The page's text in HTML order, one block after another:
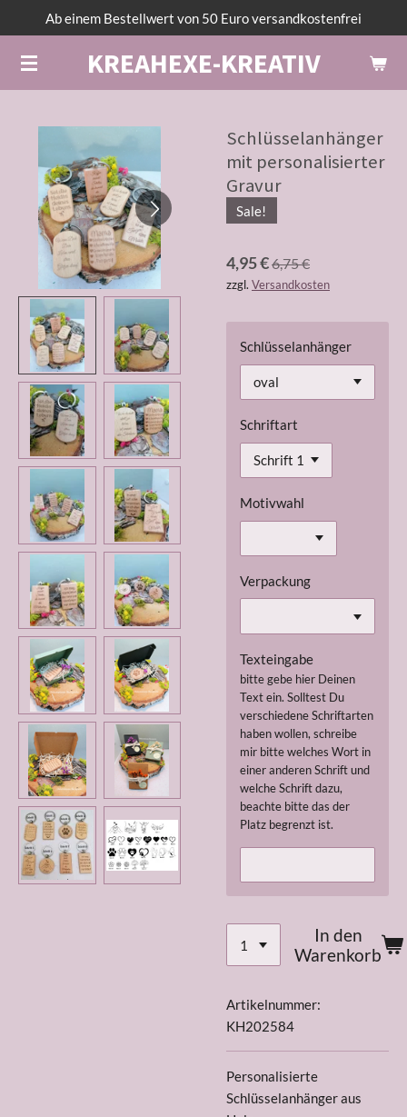
Hauptinhalt
springen
KREAHEXE-KREATIV
Ab einem Bestellwert von 50 Euro versandkostenfrei
Schlüsselanhänger
mit personalisierter
Gravur
Sale!
4,95 €6,75 €
zzgl. Versandkosten
Schlüsselanhänger
Schriftart
Motivwahl
Verpackung
Texteingabe
bitte gebe hier Deinen
Text ein. Solltest Du
verschiedene Schriftarten
haben wollen, schreibe
mir bitte welches Wort in
einer anderen Schrift und
welche Schrift dazu,
beachte bitte das der
Platz begrenzt ist.
In den
Warenkorb
Artikelnummer:
KH202584
Personalisierte
Schlüsselanhänger aus